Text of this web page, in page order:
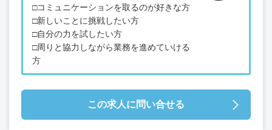
□コミュニケーションを取るのが好きな方
□新しいことに挑戦したい方
□自分の力を試したい方
□周りと協力しながら業務を進めていける
方
この求人に問い合せる